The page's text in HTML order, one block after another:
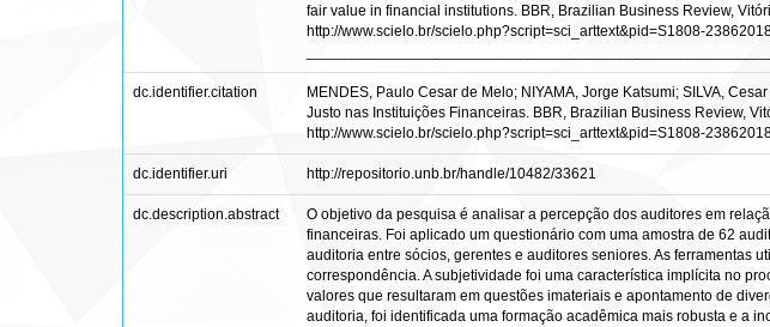
fair value in financial institutions. BBR, Brazilian Business Review,
http://www.scielo.br/scielo.php?script=sci_arttext&pid=S1808-
dc.identifier.citation
MENDES, Paulo Cesar de Melo; NIYAMA, Jorge Katsumi; SILVA,
Justo nas Instituições Financeiras. BBR, Brazilian Business Review,
http://www.scielo.br/scielo.php?script=sci_arttext&pid=S1808-
dc.identifier.uri http://repositorio.unb.br/handle/10482/33621
dc.description.abstract
O objetivo da pesquisa é analisar a percepção dos auditores em
financeiras. Foi aplicado um questionário com uma amostra de 62
auditoria entre sócios, gerentes e auditores seniores. As ferramentas
correspondência. A subjetividade foi uma característica implícita no
valores que resultaram em questões imateriais e apontamento de
auditoria, foi identificada uma formação acadêmica mais robusta e a